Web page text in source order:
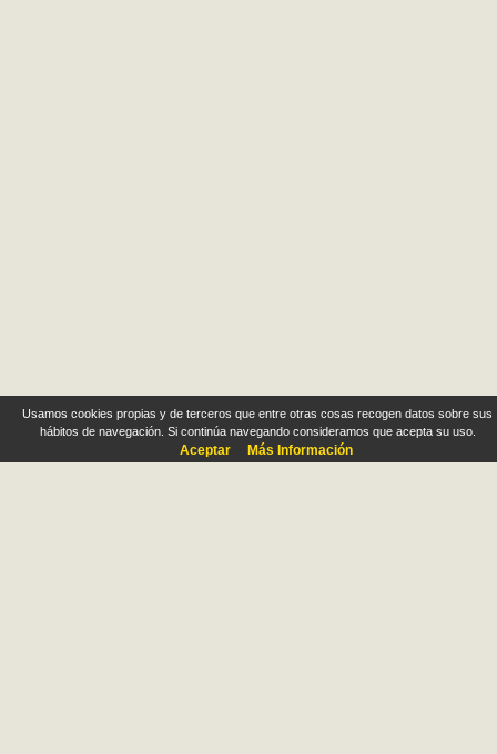
Usamos cookies propias y de terceros que entre otras cosas recogen datos sobre sus
hábitos de navegación. Si continúa navegando consideramos que acepta su uso.
Aceptar Más Información